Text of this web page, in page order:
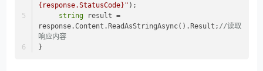
{response.StatusCode} " );
string result =
response.Content.ReadAsStringAsync().Result; //读取
响应内容
}